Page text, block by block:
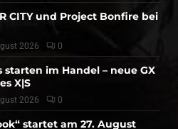
CITY und Project Bonfire bei
2026 0
starten im Handel – neue GX
X|S
2026 0
startet am 27. August